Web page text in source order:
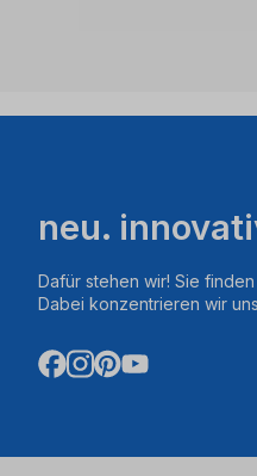
neu.
Dafür stehen wir! Sie
Dabei konzentrieren wir